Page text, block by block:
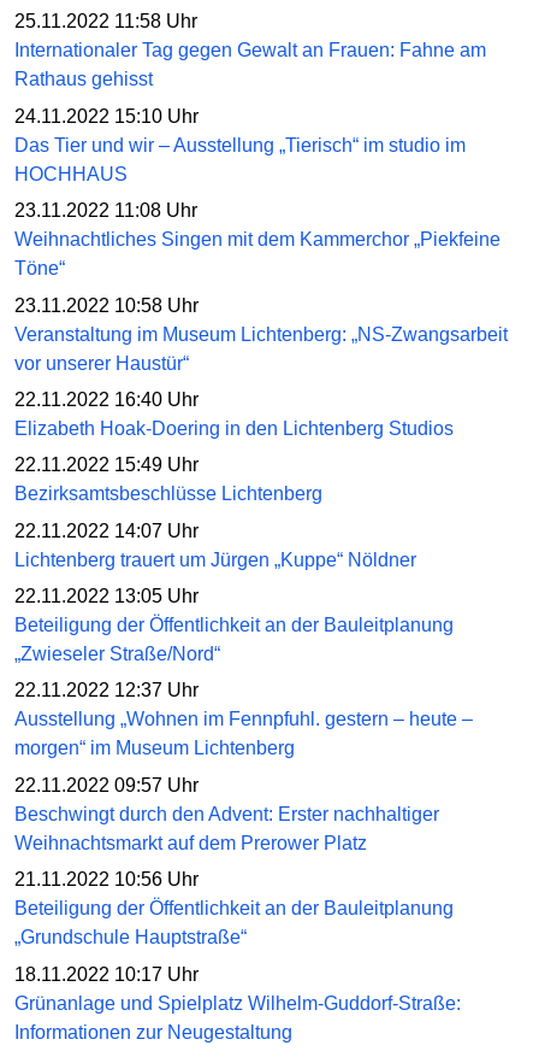
25.11.2022 11:58 Uhr
Internationaler Tag gegen Gewalt an Frauen: Fahne am
Rathaus gehisst
24.11.2022 15:10 Uhr
Das Tier und wir – Ausstellung „Tierisch“ im studio im
HOCHHAUS
23.11.2022 11:08 Uhr
Weihnachtliches Singen mit dem Kammerchor „Piekfeine
Töne“
23.11.2022 10:58 Uhr
Veranstaltung im Museum Lichtenberg: „NS-Zwangs­arbeit
vor unserer Haustür“
22.11.2022 16:40 Uhr
Elizabeth Hoak-Doering in den Lichtenberg Studios
22.11.2022 15:49 Uhr
Bezirksamtsbeschlüsse Lichtenberg
22.11.2022 14:07 Uhr
Lichtenberg trauert um Jürgen „Kuppe“ Nöldner
22.11.2022 13:05 Uhr
Beteiligung der Öffentlichkeit an der Bauleitplanung
„Zwieseler Straße/Nord“
22.11.2022 12:37 Uhr
Ausstellung „Wohnen im Fennpfuhl. gestern – heute –
morgen“ im Museum Lichtenberg
22.11.2022 09:57 Uhr
Beschwingt durch den Advent: Erster nachhaltiger
Weihnachtsmarkt auf dem Prerower Platz
21.11.2022 10:56 Uhr
Beteiligung der Öffentlichkeit an der Bauleitplanung
„Grundschule Hauptstraße“
18.11.2022 10:17 Uhr
Grünanlage und Spielplatz Wilhelm-Guddorf-Straße:
Informationen zur Neugestaltung